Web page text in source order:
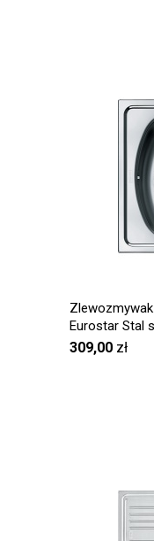
Eurostar Stal
309,00 zł